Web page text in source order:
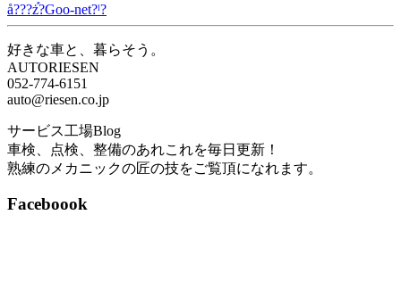
å???ż֡?Goo-net?ˡ?
好きな車と、暮らそう。
AUTORIESEN
052-774-6151
auto@riesen.co.jp
サービス工場Blog
車検、点検、整備のあれこれを毎日更新！
熟練のメカニックの匠の技をご覧頂になれます。
Faceboook